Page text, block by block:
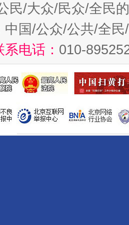
民/大众/民众/全民
中国/公众/公共/全
电话： 010-